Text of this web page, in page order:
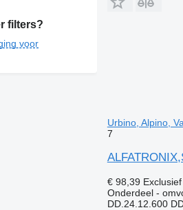
filters?
voor
Urbino, Alpino,
7
€ 98,39
Onderdeel -
DD.24.12.600